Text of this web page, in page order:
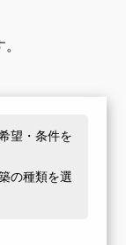
望・条件を
の種類を選